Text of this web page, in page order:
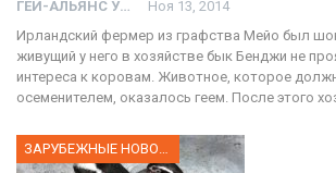
ГЕЙ-АЛЬЯНС УКРАИНА Ноя 13, 2014
Ирландский фермер из графства Мейо был
живущий у него в хозяйстве бык Бенджи не
интереса к коровам. Животное, которое
осеменителем, оказалось геем. После этого